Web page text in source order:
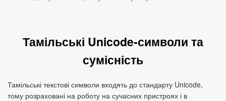
Тамільські Unicode‑символи та
сумісність
Тамільські текстові символи входять до стандарту Unicode,
тому розраховані на роботу на сучасних пристроях і в